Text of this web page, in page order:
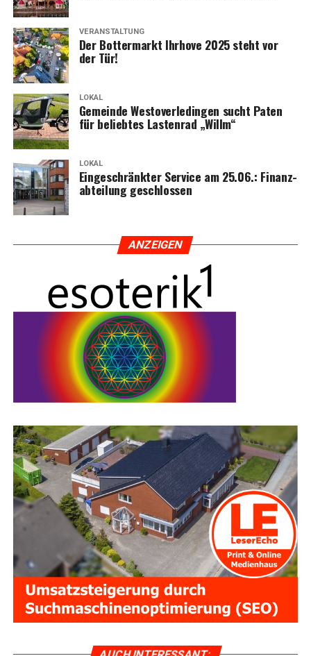
VERANSTALTUNG
Der Bot­ter­markt Ihr­ho­ve 2025 steht vor
der Tür!
LOKAL
Gemein­de Wes­t­ov­er­le­din­gen sucht Paten
für belieb­tes Las­ten­rad „Willm“
LOKAL
Ein­ge­schränk­ter Ser­vice am 25.06.: Finanz­
ab­tei­lung geschlossen
ANZEI­GEN